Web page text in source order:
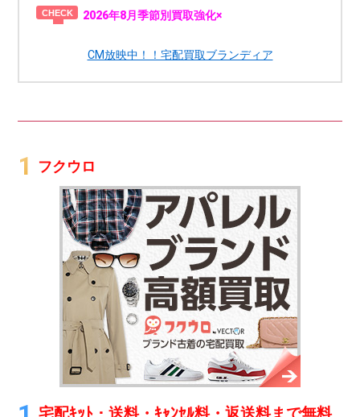
2026年8月季節別買取強化×
CM放映中！！宅配買取ブランディア
フクウロ